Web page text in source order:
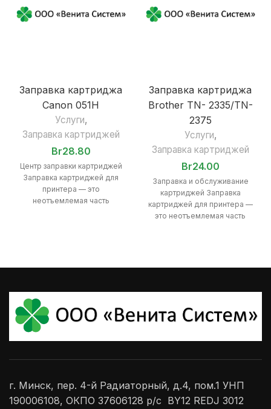
Заправка картриджа
Canon 051Н
Услуги,
Заправка картриджей
Br28.80
Центр заправки картриджей
Заправка картриджей для
принтера — это
неотъемлемая часть
Заправка картриджа
Brother TN- 2335/TN-
2375
Услуги,
Заправка картриджей
Br24.00
Заправка и обслуживание
картриджей Заправка
картриджей для принтера —
это неотъемлемая часть
г. Минск, пер. 4-й Радиаторный, д.4, пом.1 УНП
190006108, ОКПО 37606128 р/с BY12 REDJ 3012